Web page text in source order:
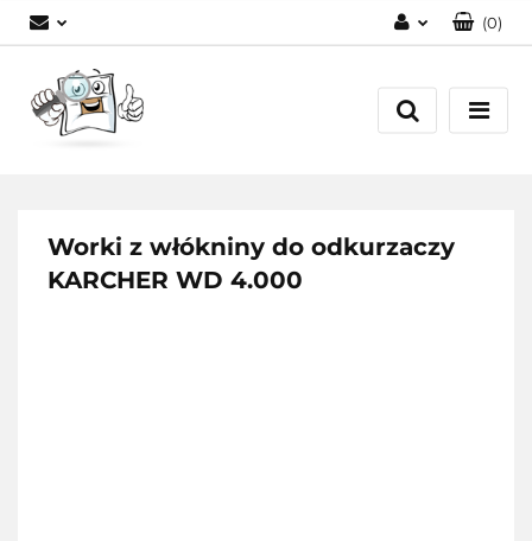
Zarejestruj się
(0)
Worki z włókniny do odkurzaczy
KARCHER WD 4.000